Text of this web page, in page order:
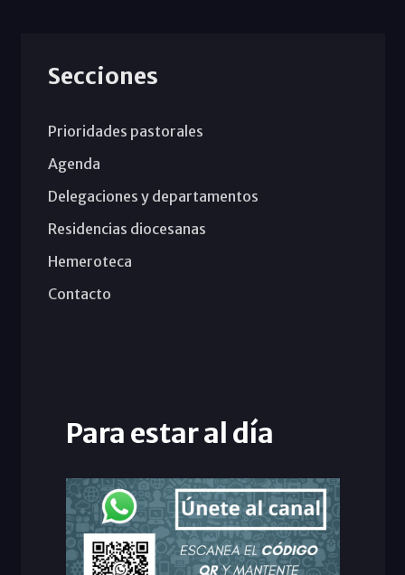
Secciones
Prioridades pastorales
Agenda
Delegaciones y departamentos
Residencias diocesanas
Hemeroteca
Contacto
Para estar al día